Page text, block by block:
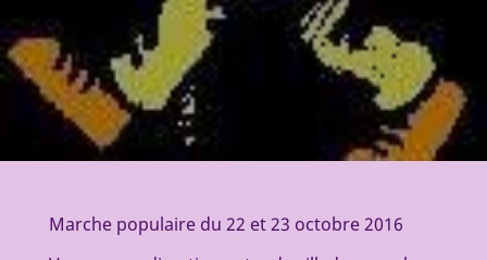
Marche populaire du 22 et 23 octobre 2016